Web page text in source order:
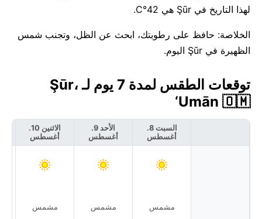
لهذا التاريخ في Şūr هي 42°C.
الخلاصة: حافظ على رطوبتك، ابحث عن الظل، وتجنب شمس
الظهيرة في Şūr اليوم.
توقعات الطقس لمدة 7 يوم لـ Şūr،
‘Umān 🇴🇲
السبت 8.
أغسطس
مشمس
الأحد 9.
أغسطس
مشمس
الاثنين 10.
أغسطس
مشمس